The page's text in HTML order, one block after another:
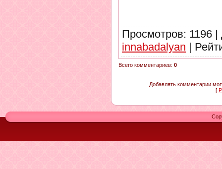
Просмотров: 1196 |
innabadalyan |
Всего комментариев: 0
Добавлять комментарии
[